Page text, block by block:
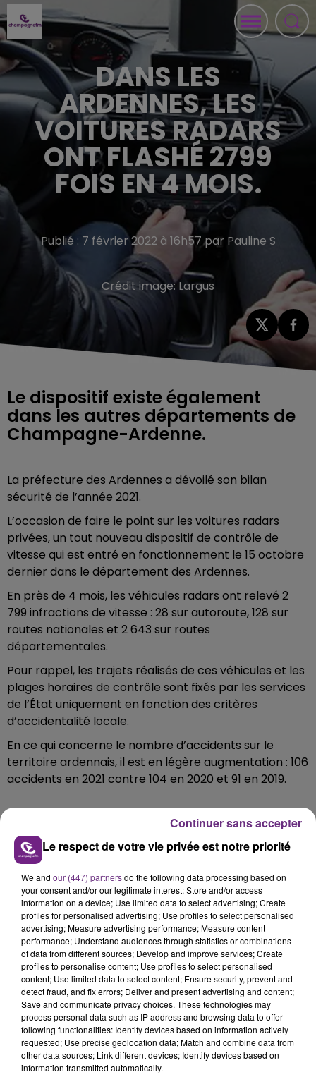
DANS LES
ARDENNES, LES
VOITURES RADARS
ONT FLASHÉ 2799
FOIS EN 4 MOIS.
Publié : 7 février 2022 à 16h57 par Pauline S
Crédit image:Largus
Le dispositif existe également
dans les autres départements de
Champagne-Ardenne.
La préfecture des Ardennes a dévoilé son bilan
sécurité de l’année 2021.
L’occasion de faire le point sur les voitures radars
privées, un tout nouveau dispositif de contrôle de
vitesse qui est entré en fonctionnement le 15 octobre
dernier dans le département des Ardennes.
En près de 4 mois, les véhicules radars ont relevé 2
799 infractions de vitesse : 28 sur autoroute, 128 sur
routes nationales et 2 643 sur routes
départementales.
Pour rappel, les trajets réalisés de ces véhicules et les
plages horaires de contrôle sont fixés par les services
de l’État uniquement en fonction des critères
d’accidentalité locale.
En ce qui concerne le nombre d’accidents sur le
territoire ardennais, il est en légère augmentation : 106
accidents en 2021 contre 104 en 2020 et 91 en 2019.
FIL D'ACTU
7 août 2026
LA CENTRALE NUCLÉAIRE DE CHOOZ
TOUJOURS À L'ARRÊT
Cela fait déjà une semaine que la centrale
nucléaire ardennaise est à l'arrêt. Une situation
justifiée par la sécheresse intense qui est toujours
Le respect de votre vie privée est notre priorité
We and our (447) partnersdo the following data processing based on
your consent and/or our legitimate interest: Store and/or access
information on a device; Use limited data to select advertising; Create
profiles for personalised advertising; Use profiles to select personalised
advertising; Measure advertising performance; Measure content
performance; Understand audiences through statistics or combinations
of data from different sources; Develop and improve services; Create
profiles to personalise content; Use profiles to select personalised
content; Use limited data to select content; Ensure security, prevent and
detect fraud, and fix errors; Deliver and present advertising and content;
Save and communicate privacy choices. These technologies may
process personal data such as IP address and browsing data to offer
following functionalities: Identify devices based on information actively
requested; Use precise geolocation data; Match and combine data from
other data sources; Link different devices; Identify devices based on
information transmitted automatically.
Continuer sans accepter